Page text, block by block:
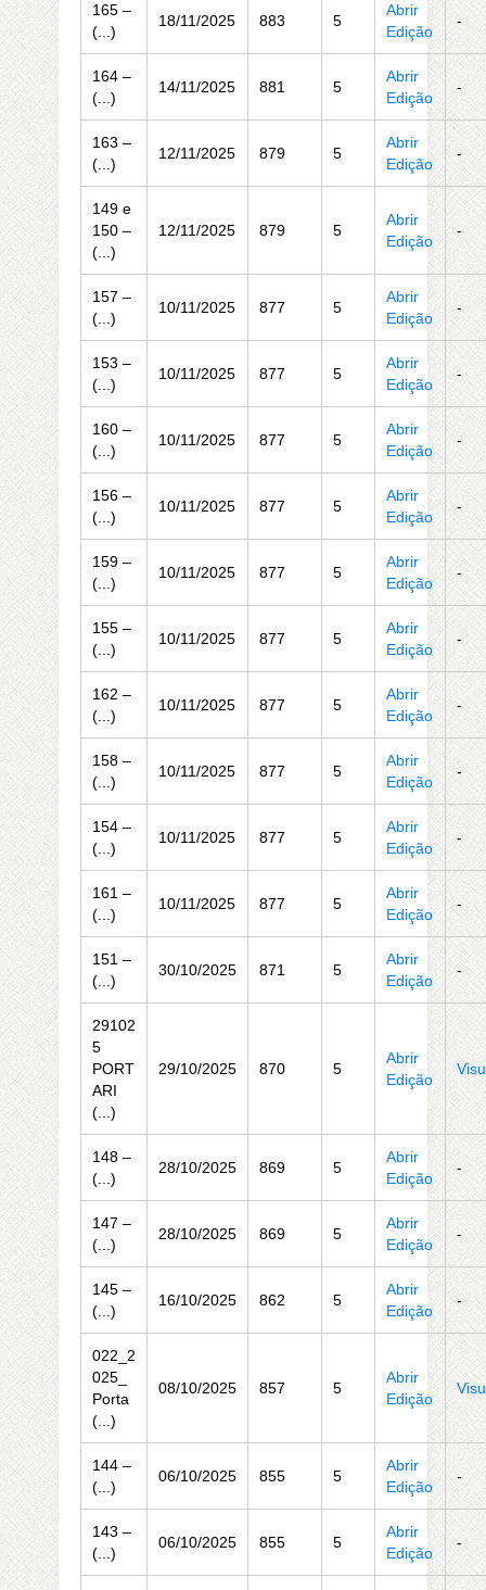
165 –
(...)
18/11/2025 883 5
Abrir
Edição
-
164 –
(...)
14/11/2025 881 5
Abrir
Edição
-
163 –
(...)
12/11/2025 879 5
Abrir
Edição
-
149 e
150 –
(...)
12/11/2025 879 5
Abrir
Edição
-
157 –
(...)
10/11/2025 877 5
Abrir
Edição
-
153 –
(...)
10/11/2025 877 5
Abrir
Edição
-
160 –
(...)
10/11/2025 877 5
Abrir
Edição
-
156 –
(...)
10/11/2025 877 5
Abrir
Edição
-
159 –
(...)
10/11/2025 877 5
Abrir
Edição
-
155 –
(...)
10/11/2025 877 5
Abrir
Edição
-
162 –
(...)
10/11/2025 877 5
Abrir
Edição
-
158 –
(...)
10/11/2025 877 5
Abrir
Edição
-
154 –
(...)
10/11/2025 877 5
Abrir
Edição
-
161 –
(...)
10/11/2025 877 5
Abrir
Edição
-
151 –
(...)
30/10/2025 871 5
Abrir
Edição
-
29102
5
PORT
ARI
(...)
29/10/2025 870 5
Abrir
Edição
148 –
(...)
28/10/2025 869 5
Abrir
Edição
-
147 –
(...)
28/10/2025 869 5
Abrir
Edição
-
145 –
(...)
16/10/2025 862 5
Abrir
Edição
-
022_2
025_
Porta
(...)
08/10/2025 857 5
Abrir
Edição
144 –
(...)
06/10/2025 855 5
Abrir
Edição
-
143 –
(...)
06/10/2025 855 5
Abrir
Edição
-